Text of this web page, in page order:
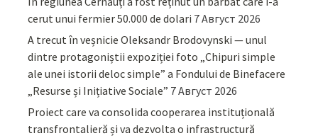
cerut unui fermier 50.000 de dolari 7 Август 2026
A trecut în veșnicie Oleksandr Brodovynski — unul
dintre protagoniștii expoziției foto „Chipuri simple
ale unei istorii deloc simple” a Fondului de Binefacere
„Resurse și Inițiative Sociale” 7 Август 2026
Proiect care va consolida cooperarea instituțională
transfrontalieră și va dezvolta o infrastructură